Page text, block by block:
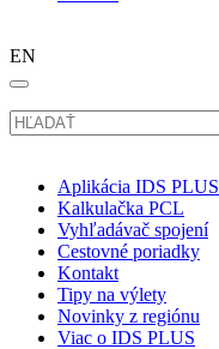
EN
Aplikácia IDS PLUS
Kalkulačka PCL
Vyhľadávač spojení
Cestovné poriadky
Kontakt
Tipy na výlety
Novinky z regiónu
Viac o IDS PLUS